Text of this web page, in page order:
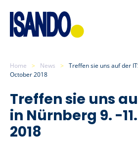
Skip to main content
Home News
Treffen sie uns auf der
October 2018
Treffen sie uns
in Nürnberg 9. -
2018